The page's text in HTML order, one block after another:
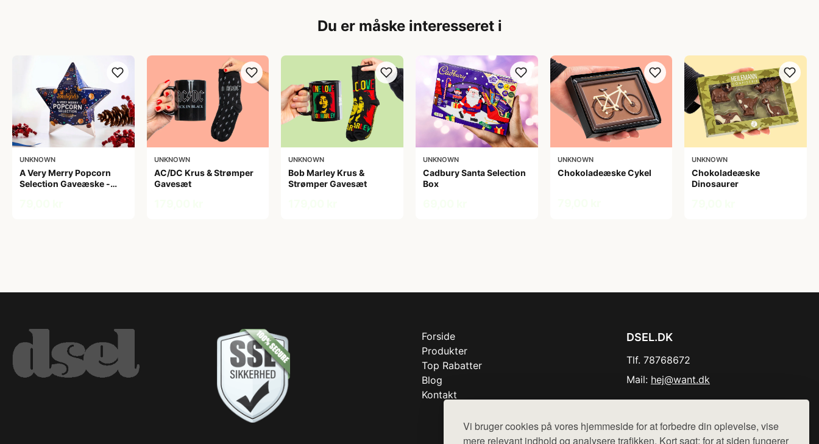
Vi bruger cookies på vores hjemmeside for at forbedre din oplevelse, vise
mere relevant indhold og analysere trafikken. Kort sagt: for at siden fungerer
Du er måske interesseret i
UNKNOWN
A Very Merry Popcorn
Selection Gaveæske -
UNKNOWN
AC/DC Krus & Strømper
Gavesæt
UNKNOWN
Bob Marley Krus &
Strømper Gavesæt
UNKNOWN
Cadbury Santa Selection
Box
UNKNOWN
Chokoladeæske Cykel
UNKNOWN
Chokoladeæske
Dinosaurer
Forside
Produkter
Top Rabatter
Blog
Kontakt
DSEL.DK
Tlf. 78768672
Mail: hej@want.dk